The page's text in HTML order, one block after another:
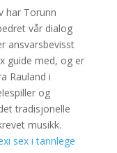
har Torunn
vår dialog
ansvarsbevisst
guide med, og er
Rauland i
og
tradisjonelle
musikk.
sex i tannlege